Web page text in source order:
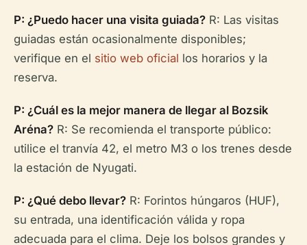
P: ¿Puedo hacer una visita guiada? R: Las visitas
guiadas están ocasionalmente disponibles;
verifique en el sitio web oficial los horarios y la
reserva.
P: ¿Cuál es la mejor manera de llegar al Bozsik
Aréna? R: Se recomienda el transporte público:
utilice el tranvía 42, el metro M3 o los trenes desde
la estación de Nyugati.
P: ¿Qué debo llevar? R: Forintos húngaros (HUF),
su entrada, una identificación válida y ropa
adecuada para el clima. Deje los bolsos grandes y